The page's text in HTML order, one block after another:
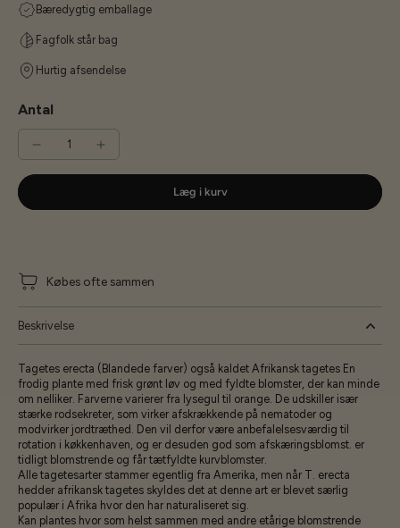
Bæredygtig emballage
Fagfolk står bag
Hurtig afsendelse
Antal
Læg i kurv
Købes ofte sammen
Beskrivelse
Tagetes erecta (Blandede farver) også kaldet Afrikansk tagetes En
frodig plante med frisk grønt løv og med fyldte blomster, der kan minde
om nelliker. Farverne varierer fra lysegul til orange. De udskiller især
stærke rodsekreter, som virker afskrækkende på nematoder og
modvirker jordtræthed. Den vil derfor være anbefalelsesværdig til
rotation i køkkenhaven, og er desuden god som afskæringsblomst. er
tidligt blomstrende og får tætfyldte kurvblomster.
Alle tagetesarter stammer egentlig fra Amerika, men når T. erecta
hedder afrikansk tagetes skyldes det at denne art er blevet særlig
populær i Afrika hvor den har naturaliseret sig.
Kan plantes hvor som helst sammen med andre etårige blomstrende